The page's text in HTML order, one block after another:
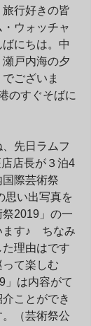
行好きの皆
ウォッチャ
にちは。中
戸内海の夕
ございま
のすぐそばに
先日ラムフ
店長が３泊4
際芸術祭
思い出写真を
2019」の一
す♪　ちなみ
理由はです
て楽しむ
」は内容がて
ことができ
（芸術祭公